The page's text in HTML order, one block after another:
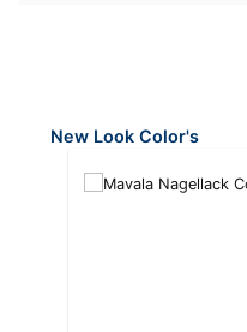
Produktgalerie überspringen
New Look Color's